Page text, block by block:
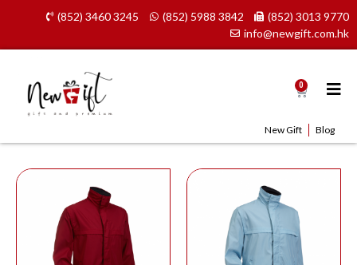
content
(852) 3460 3245 (852) 5988 3842
(852) 3013 9770
info@newgift.com.hk
0 Cart
New Gift Blog